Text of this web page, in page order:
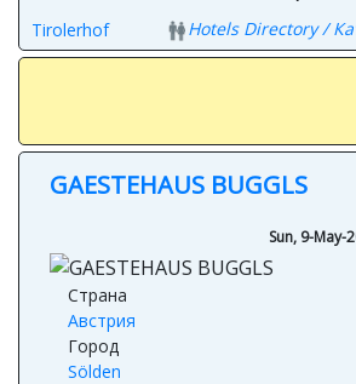
Tirolerhof
Hotels Directory /
Sun, 9-May-
Страна
Австрия
Город